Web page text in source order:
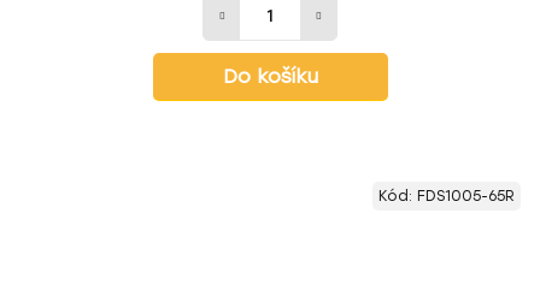
Do košíku
Kód: FDS1005-65R